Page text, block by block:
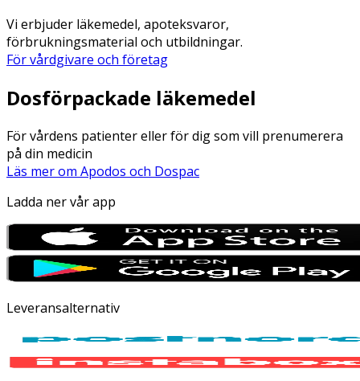
Vi erbjuder läkemedel, apoteksvaror,
förbrukningsmaterial och utbildningar.
För vårdgivare och företag
Dosförpackade läkemedel
För vårdens patienter eller för dig som vill prenumerera
på din medicin
Läs mer om Apodos och Dospac
Ladda ner vår app
Leveransalternativ